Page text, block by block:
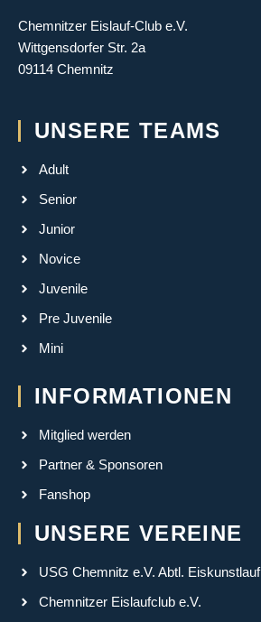
Chemnitzer Eislauf-Club e.V.
Wittgensdorfer Str. 2a
09114 Chemnitz
UNSERE TEAMS
Adult
Senior
Junior
Novice
Juvenile
Pre Juvenile
Mini
INFORMATIONEN
Mitglied werden
Partner & Sponsoren
Fanshop
UNSERE VEREINE
USG Chemnitz e.V. Abtl. Eiskunstlauf
Chemnitzer Eislaufclub e.V.